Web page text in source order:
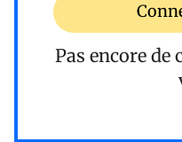
Pas encore de